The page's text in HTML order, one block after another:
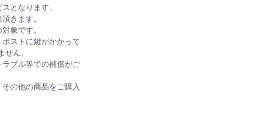
となります。
きます。
象です。
ストに鍵がかかって
ん。
ブル等での補償がご
の他の商品をご購入